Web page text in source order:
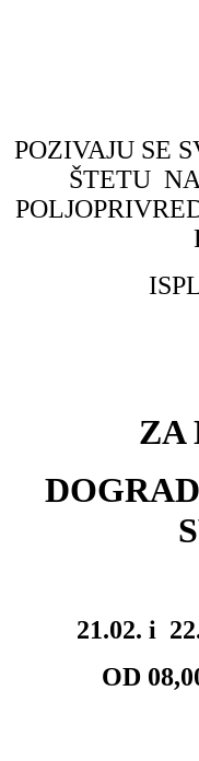
POZIVAJU SE
ŠTETU
ZA
21.02. i
OD